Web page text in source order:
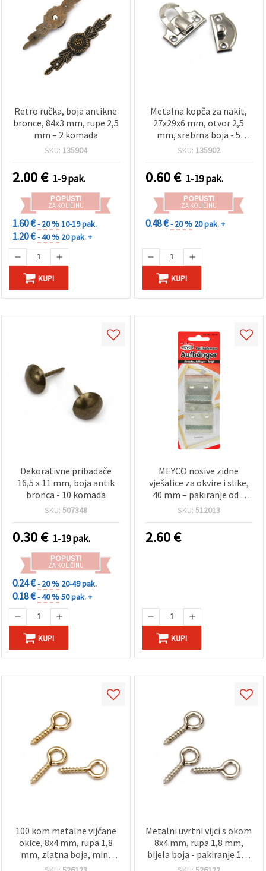
Retro ručka, boja antikne
bronce, 84x3 mm, rupe 2,5
mm – 2 komada
SKU: 135904
2.00€ 1-9 pak.
POPUSTI
ZA KOLIČINU
1.60 €- 20 %10-19 pak.
1.20 €- 40 % 20 pak. +
KUPI
Metalna kopča za nakit,
27x29x6 mm, otvor 2,5
mm, srebrna boja - 5
setova
SKU: 135902
0.60€ 1-19 pak.
POPUSTI
ZA KOLIČINU
0.48 €- 20 % 20 pak. +
KUPI
Dekorativne pribadače
16,5 x 11 mm, boja antik
bronca - 10 komada
SKU: 507348
0.30€ 1-19 pak.
POPUSTI
ZA KOLIČINU
0.24 €- 20 % 20-49 pak.
0.18 €- 40 %50 pak. +
KUPI
MEYCO nosive zidne
vješalice za okvire i slike,
40 mm – pakiranje od 2
komada
SKU: 512013
2.60€
KUPI
100 kom metalne vijčane
okice, 8x4 mm, rupa 1,8
mm, zlatna boja, mini
okice za izradu nakita
Metalni uvrtni vijci s okom
8x4 mm, rupa 1,8 mm,
bijela boja - pakiranje 100
komada